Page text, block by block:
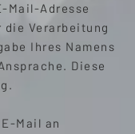
Mail-Adresse
Verarbeitung
Ihres Namens
Diese
Mail an